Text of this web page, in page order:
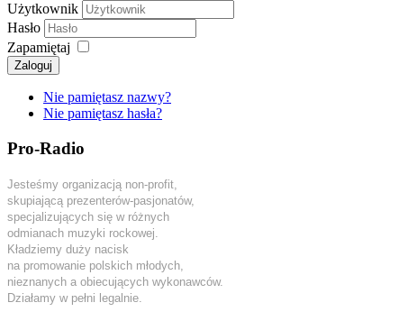
Użytkownik
Hasło
Zapamiętaj
Zaloguj
Nie pamiętasz nazwy?
Nie pamiętasz hasła?
Pro-Radio
Jesteśmy organizacją non-profit,
skupiającą prezenterów-pasjonatów,
specjalizujących się w różnych
odmianach muzyki rockowej.
Kładziemy duży nacisk
na promowanie polskich młodych,
nieznanych a obiecujących wykonawców.
Działamy w pełni legalnie.